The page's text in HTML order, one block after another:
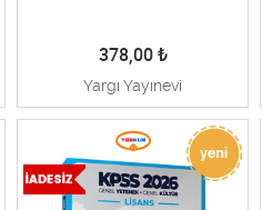
378,00₺
Yargı Yayınevi